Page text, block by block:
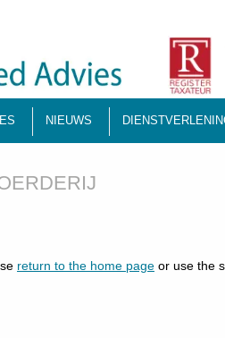
NIEUWS
return to the home page or use the